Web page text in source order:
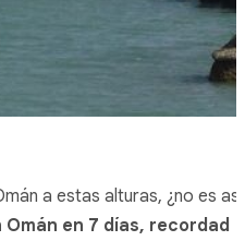
a estas alturas, ¿no es
Omán en 7 días, recordad